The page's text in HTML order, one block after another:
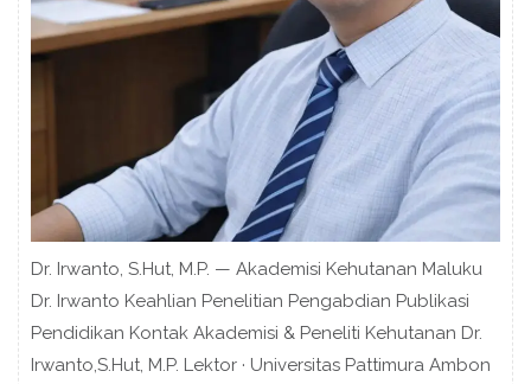
Dr. Irwanto, S.Hut, M.P. — Akademisi Kehutanan Maluku
Dr. Irwanto Keahlian Penelitian Pengabdian Publikasi
Pendidikan Kontak Akademisi & Peneliti Kehutanan Dr.
Irwanto,S.Hut, M.P. Lektor · Universitas Pattimura Ambon